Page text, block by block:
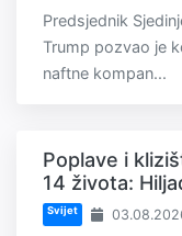
Predsjednik
Trump pozvao je
naftne kompan...
Poplave i
14 života:
Svijet